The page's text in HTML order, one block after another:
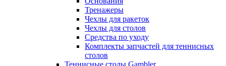
Тренажеры
Чехлы для ракеток
Чехлы для столов
Средства по уходу
Комплекты запчастей для теннисных
столов
Теннисные столы Gambler